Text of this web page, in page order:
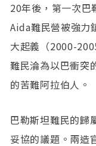
20年後，第一次巴
Aida難民營被強力
大起義（2000-
難民淪為以巴衝突
的苦難阿拉伯人。
巴勒斯坦難民的歸
妥協的議題。兩造